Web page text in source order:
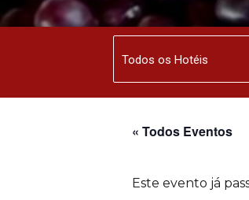
« Todos Eventos
Este evento já